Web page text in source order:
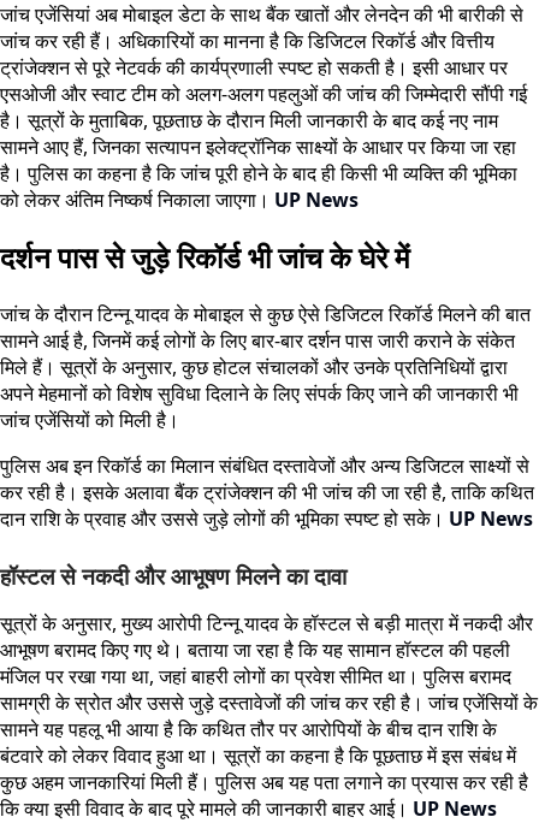
जांच एजेंसियां अब मोबाइल डेटा के साथ बैंक खातों और लेनदेन की भी बारीकी से
जांच कर रही हैं। अधिकारियों का मानना है कि डिजिटल रिकॉर्ड और वित्तीय
ट्रांजेक्शन से पूरे नेटवर्क की कार्यप्रणाली स्पष्ट हो सकती है। इसी आधार पर
एसओजी और स्वाट टीम को अलग-अलग पहलुओं की जांच की जिम्मेदारी सौंपी गई
है। सूत्रों के मुताबिक, पूछताछ के दौरान मिली जानकारी के बाद कई नए नाम
सामने आए हैं, जिनका सत्यापन इलेक्ट्रॉनिक साक्ष्यों के आधार पर किया जा रहा
है। पुलिस का कहना है कि जांच पूरी होने के बाद ही किसी भी व्यक्ति की भूमिका
को लेकर अंतिम निष्कर्ष निकाला जाएगा। UP News
दर्शन पास से जुड़े रिकॉर्ड भी जांच के घेरे में
जांच के दौरान टिन्नू यादव के मोबाइल से कुछ ऐसे डिजिटल रिकॉर्ड मिलने की बात
सामने आई है, जिनमें कई लोगों के लिए बार-बार दर्शन पास जारी कराने के संकेत
मिले हैं। सूत्रों के अनुसार, कुछ होटल संचालकों और उनके प्रतिनिधियों द्वारा
अपने मेहमानों को विशेष सुविधा दिलाने के लिए संपर्क किए जाने की जानकारी भी
जांच एजेंसियों को मिली है।
पुलिस अब इन रिकॉर्ड का मिलान संबंधित दस्तावेजों और अन्य डिजिटल साक्ष्यों से
कर रही है। इसके अलावा बैंक ट्रांजेक्शन की भी जांच की जा रही है, ताकि कथित
दान राशि के प्रवाह और उससे जुड़े लोगों की भूमिका स्पष्ट हो सके। UP News
हॉस्टल से नकदी और आभूषण मिलने का दावा
सूत्रों के अनुसार, मुख्य आरोपी टिन्नू यादव के हॉस्टल से बड़ी मात्रा में नकदी और
आभूषण बरामद किए गए थे। बताया जा रहा है कि यह सामान हॉस्टल की पहली
मंजिल पर रखा गया था, जहां बाहरी लोगों का प्रवेश सीमित था। पुलिस बरामद
सामग्री के स्रोत और उससे जुड़े दस्तावेजों की जांच कर रही है। जांच एजेंसियों के
सामने यह पहलू भी आया है कि कथित तौर पर आरोपियों के बीच दान राशि के
बंटवारे को लेकर विवाद हुआ था। सूत्रों का कहना है कि पूछताछ में इस संबंध में
कुछ अहम जानकारियां मिली हैं। पुलिस अब यह पता लगाने का प्रयास कर रही है
कि क्या इसी विवाद के बाद पूरे मामले की जानकारी बाहर आई। UP News